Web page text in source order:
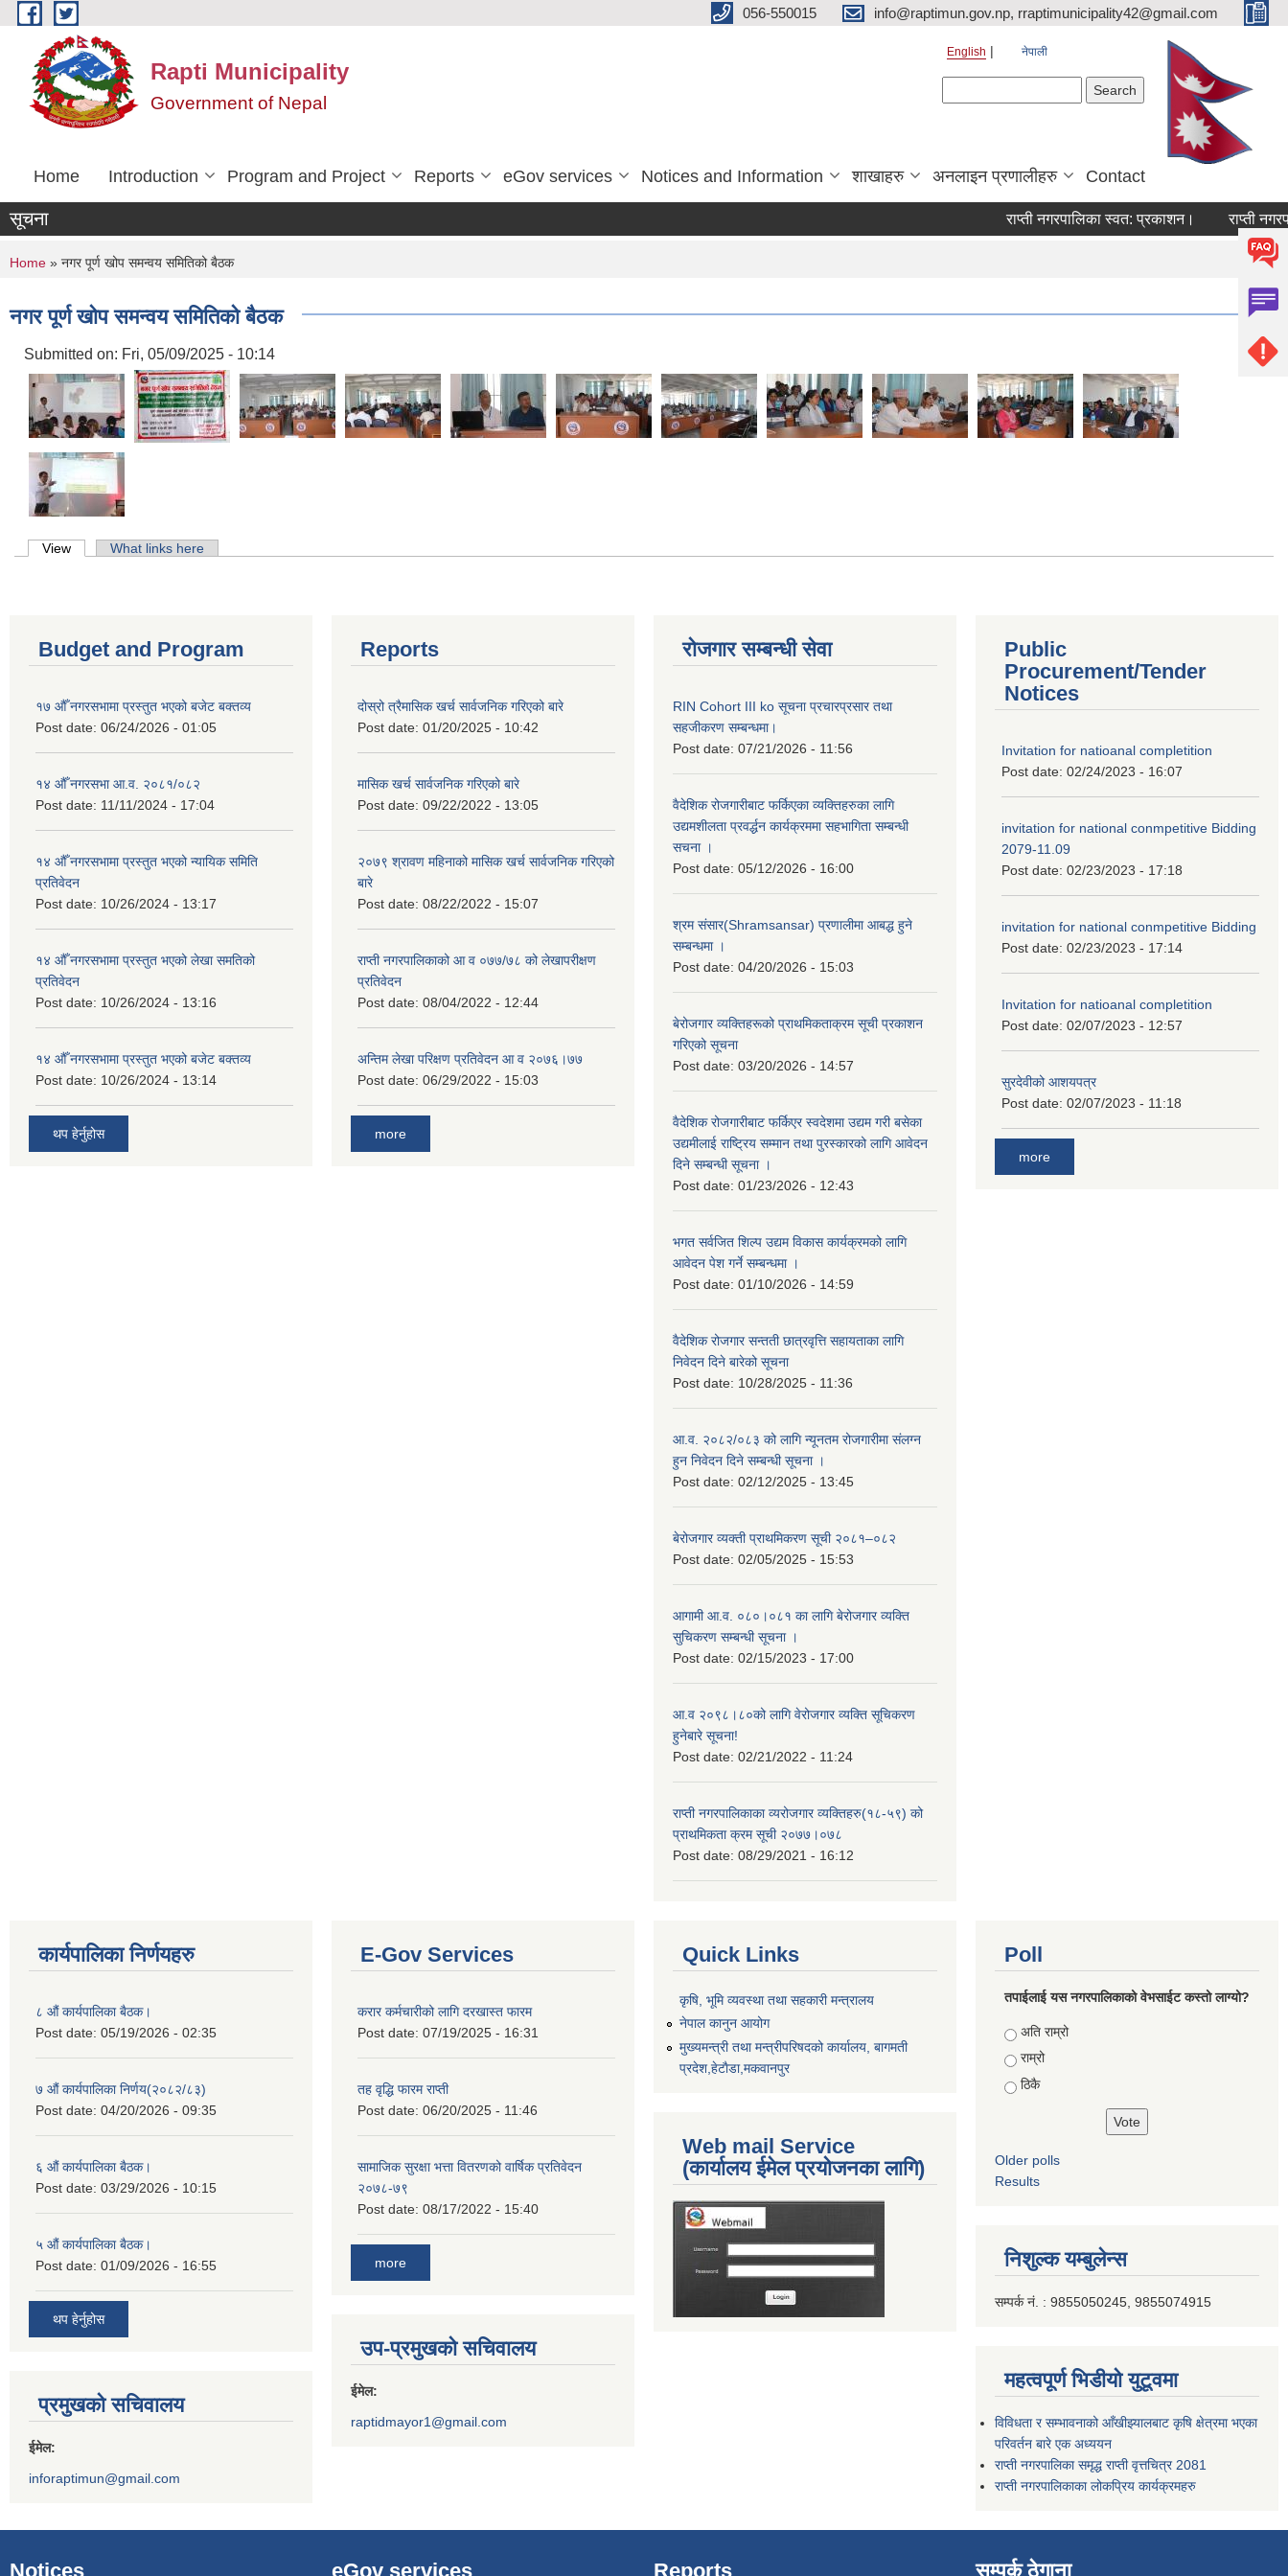
Skip to main content 056-550015 info@raptimun.gov.np, rraptimunicipality42@gmail.com
Rapti Municipality
Government of Nepal
English नेपाली
Home Introduction Program and Project Reports eGov services Notices and Information शाखाहरु अनलाइन प्रणालीहरु Contact
सूचना राप्ती नगरपालिका स्वत: प्रकाशन। राप्ती
You are here
Home » नगर पूर्ण खोप समन्वय समितिको बैठक
नगर पूर्ण खोप समन्वय समितिको बैठक
Submitted on: Fri, 05/09/2025 - 10:14
Primary tabs
View (active tab)What links here
Budget and Program
१७ औँ नगरसभामा प्रस्तुत भएको बजेट बक्तव्य
Post date: 06/24/2026 - 01:05
१४ औँ नगरसभा आ.व. २०८१/०८२
Post date: 11/11/2024 - 17:04
१४ औँ नगरसभामा प्रस्तुत भएको न्यायिक समिति
प्रतिवेदन
Post date: 10/26/2024 - 13:17
१४ औँ नगरसभामा प्रस्तुत भएको लेखा समतिको
प्रतिवेदन
Post date: 10/26/2024 - 13:16
१४ औँ नगरसभामा प्रस्तुत भएको बजेट बक्तव्य
Post date: 10/26/2024 - 13:14
थप हेर्नुहोस
Reports
दोस्रो त्रैमासिक खर्च सार्वजनिक गरिएको बारे
Post date: 01/20/2025 - 10:42
मासिक खर्च सार्वजनिक गरिएको बारे
Post date: 09/22/2022 - 13:05
२०७९ श्रावण महिनाको मासिक खर्च सार्वजनिक गरिएको
बारे
Post date: 08/22/2022 - 15:07
राप्ती नगरपालिकाको आ व ०७७/७८ को लेखापरीक्षण
प्रतिवेदन
Post date: 08/04/2022 - 12:44
अन्तिम लेखा परिक्षण प्रतिवेदन आ व २०७६।७७
Post date: 06/29/2022 - 15:03
more
रोजगार सम्बन्धी सेवा
RIN Cohort III ko सूचना प्रचारप्रसार तथा
सहजीकरण सम्बन्धमा।
Post date: 07/21/2026 - 11:56
वैदेशिक रोजगारीबाट फर्किएका व्यक्तिहरुका लागि
उद्यमशीलता प्रवर्द्धन कार्यक्रममा सहभागिता सम्बन्धी
सचना ।
Post date: 05/12/2026 - 16:00
श्रम संसार(Shramsansar) प्रणालीमा आबद्ध हुने
सम्बन्धमा ।
Post date: 04/20/2026 - 15:03
बेरोजगार व्यक्तिहरूको प्राथमिकताक्रम सूची प्रकाशन
गरिएको सूचना
Post date: 03/20/2026 - 14:57
वैदेशिक रोजगारीबाट फर्किएर स्वदेशमा उद्यम गरी बसेका
उद्यमीलाई राष्ट्रिय सम्मान तथा पुरस्कारको लागि आवेदन
दिने सम्बन्धी सूचना ।
Post date: 01/23/2026 - 12:43
भगत सर्वजित शिल्प उद्यम विकास कार्यक्रमको लागि
आवेदन पेश गर्ने सम्बन्धमा ।
Post date: 01/10/2026 - 14:59
वैदेशिक रोजगार सन्तती छात्रवृत्ति सहायताका लागि
निवेदन दिने बारेको सूचना
Post date: 10/28/2025 - 11:36
आ.व. २०८२/०८३ को लागि न्यूनतम रोजगारीमा संलग्न
हुन निवेदन दिने सम्बन्धी सूचना ।
Post date: 02/12/2025 - 13:45
बेरोजगार व्यक्ती प्राथमिकरण सूची २०८१–०८२
Post date: 02/05/2025 - 15:53
आगामी आ.व. ०८०।०८१ का लागि बेरोजगार व्यक्ति
सुचिकरण सम्बन्धी सूचना ।
Post date: 02/15/2023 - 17:00
आ.व २०९८।८०को लागि वेरोजगार व्यक्ति सूचिकरण
हुनेबारे सूचना!
Post date: 02/21/2022 - 11:24
राप्ती नगरपालिकाका व्यरोजगार व्यक्तिहरु(१८-५९) को
प्राथमिकता क्रम सूची २०७७।०७८
Post date: 08/29/2021 - 16:12
Public
Procurement/Tender
Notices
Invitation for natioanal completition
Post date: 02/24/2023 - 16:07
invitation for national conmpetitive Bidding
2079-11.09
Post date: 02/23/2023 - 17:18
invitation for national conmpetitive Bidding
Post date: 02/23/2023 - 17:14
Invitation for natioanal completition
Post date: 02/07/2023 - 12:57
सुरदेवीको आशयपत्र
Post date: 02/07/2023 - 11:18
more
कार्यपालिका निर्णयहरु
८ औं कार्यपालिका बैठक।
Post date: 05/19/2026 - 02:35
७ औं कार्यपालिका निर्णय(२०८२/८३)
Post date: 04/20/2026 - 09:35
६ औं कार्यपालिका बैठक।
Post date: 03/29/2026 - 10:15
५ औं कार्यपालिका बैठक।
Post date: 01/09/2026 - 16:55
थप हेर्नुहोस
प्रमुखको सचिवालय
ईमेल:
inforaptimun@gmail.com
E-Gov Services
करार कर्मचारीको लागि दरखास्त फारम
Post date: 07/19/2025 - 16:31
तह वृद्धि फारम राप्ती
Post date: 06/20/2025 - 11:46
सामाजिक सुरक्षा भत्ता वितरणको वार्षिक प्रतिवेदन
२०७८-७९
Post date: 08/17/2022 - 15:40
more
उप-प्रमुखको सचिवालय
ईमेल:
raptidmayor1@gmail.com
Quick Links
कृषि, भूमि व्यवस्था तथा सहकारी मन्त्रालय
नेपाल कानुन आयोग
मुख्यमन्त्री तथा मन्त्रीपरिषदको कार्यालय, बागमती
प्रदेश,हेटाैडा,मकवानपुर
Web mail Service
(कार्यालय ईमेल प्रयोजनका लागि)
Poll
तपाईलाई यस नगरपालिकाको वेभसाईट कस्तो लाग्यो?
Choices
अति राम्रो
राम्रो
ठिकै
Older polls
Results
निशुल्क यम्बुलेन्स
सम्पर्क नं. : 9855050245, 9855074915
महत्वपूर्ण भिडीयो युटूवमा
विविधता र सम्भावनाको आँखीझ्यालबाट कृषि क्षेत्रमा भएका
परिवर्तन बारे एक अध्ययन
राप्ती नगरपालिका समृद्ध राप्ती वृत्तचित्र 2081
राप्ती नगरपालिकाका लोकप्रिय कार्यक्रमहरु
Notices eGov services Reports सम्पर्क ठेगाना